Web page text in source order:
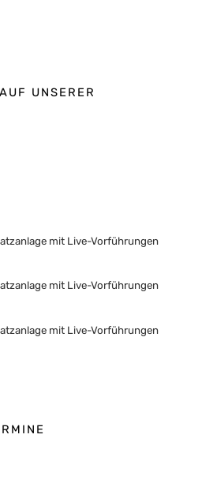
UNSERER
mit Live-Vorführungen
mit Live-Vorführungen
mit Live-Vorführungen